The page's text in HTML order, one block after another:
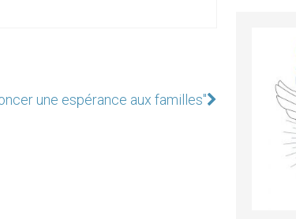
une espérance aux familles"